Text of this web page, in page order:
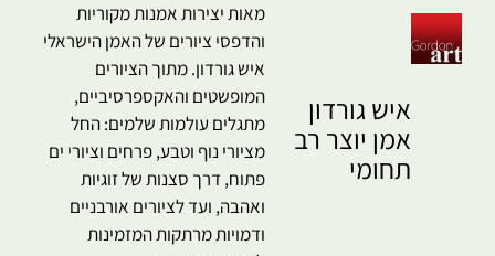
איש גורדון
אמן יוצר רב
תחומי
מאות יצירות אמנות מקוריות
והדפסי ציורים של האמן הישראלי
איש גורדון. מתוך הציורים
המופשטים והאקספרסיביים,
מתגלים עולמות שלמים: החל
מציורי נוף וטבע, פרחים וציורי ים
פתוח, דרך סצנות של זוגיות
ואהבה, ועד לציורים אורבניים
ודמויות מרתקות המזמינות